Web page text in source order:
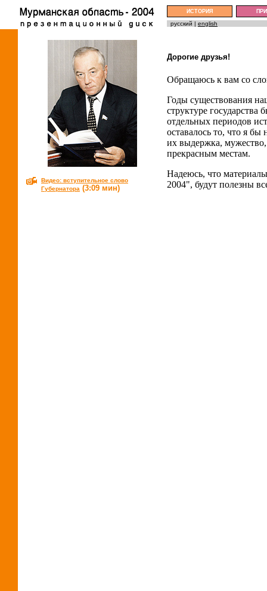
ИСТОРИЯ
русский | english
Видео: вступительное слово
Губернатора (3:09 мин)
Дорогие друзья!
Обращаюсь к вам со
Годы существования
структуре
отдельных периодов
оставалось то, что я
их выдержка,
прекрасным местам.
Надеюсь, что
2004", будут полезны